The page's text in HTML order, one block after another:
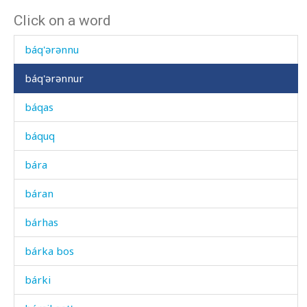
Click on a word
bána
báq'ərənnu
báq'ərənnur
báqas
báquq
bára
báran
bárhas
bárka bos
bárki